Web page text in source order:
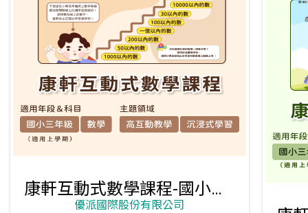
康軒互動式數學課程-國小三年級上學期
優派國際股份有限公司